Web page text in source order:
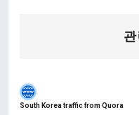
South Korea traffic from Quora